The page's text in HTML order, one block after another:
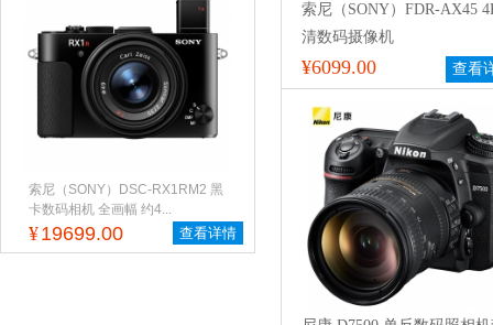
索尼（SONY）DSC-RX1RM2 黑
卡数码相机 全画幅 约4...
¥19699.00 查看详情
索尼（SONY）FDR-AX45
清数码摄像机
¥6099.00 查看